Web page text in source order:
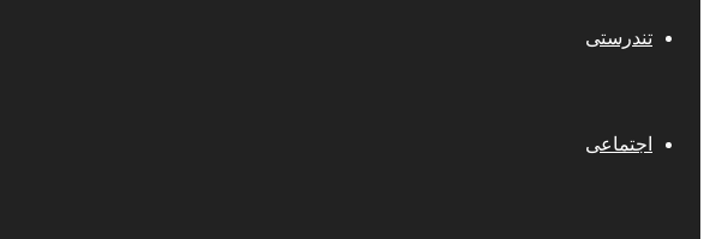
تندرستی
اجتماعی